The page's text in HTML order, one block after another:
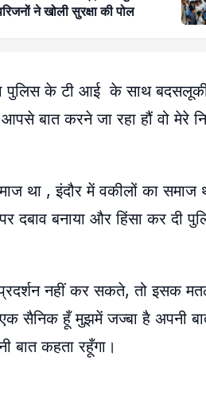
ने खोली सुरक्षा की पोल
पुलिस के टी आई के साथ
बात करने जा रहा हौं वो मेरे
था , इंदौर में वकीलों का समाज
दबाव बनाया और हिंसा कर दी
प्रदर्शन नहीं कर सकते, तो इसक
एक सैनिक हूँ मुझमें जज्बा है अपनी
कहता रहूँगा।